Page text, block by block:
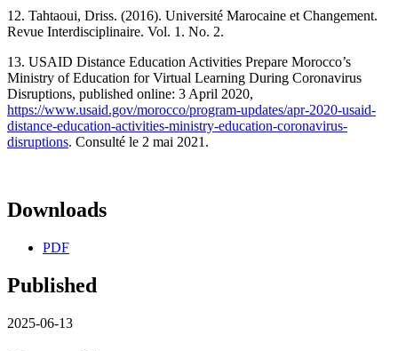
12. Tahtaoui, Driss. (2016). Université Marocaine et Changement.
Revue Interdisciplinaire. Vol. 1. No. 2.
13. USAID Distance Education Activities Prepare Morocco’s
Ministry of Education for Virtual Learning During Coronavirus
Disruptions, published online: 3 April 2020,
https://www.usaid.gov/morocco/program-updates/apr-2020-usaid-
distance-education-activities-ministry-education-coronavirus-
disruptions. Consulté le 2 mai 2021.
Downloads
PDF
Published
2025-06-13